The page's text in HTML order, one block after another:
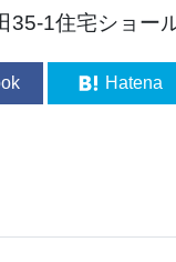
35-1住宅ショー
Hatena